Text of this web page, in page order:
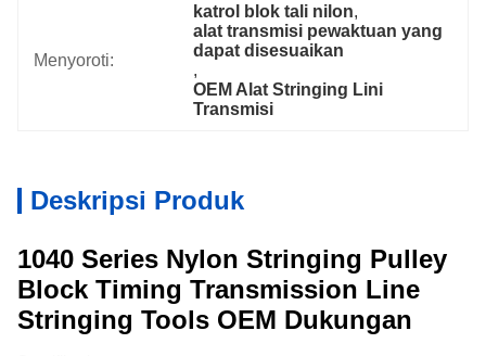
Menyoroti:
katrol blok tali nilon,
alat transmisi pewaktuan yang
dapat disesuaikan
,
OEM Alat Stringing Lini
Transmisi
Deskripsi Produk
1040 Series Nylon Stringing Pulley
Block Timing Transmission Line
Stringing Tools OEM Dukungan